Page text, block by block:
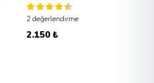
2 değerlendirme
2.150 ₺